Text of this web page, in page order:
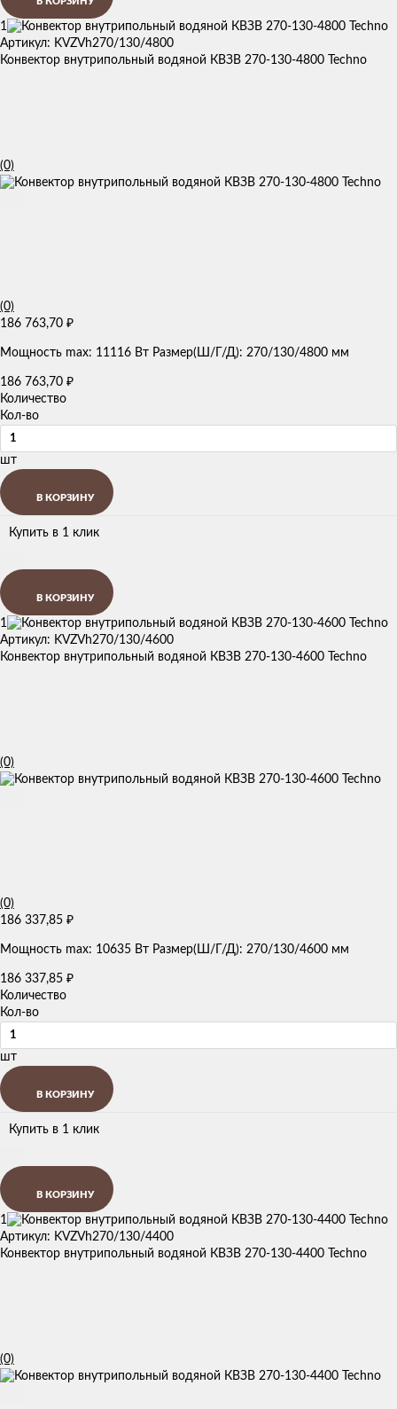
1
Артикул: KVZVh270/130/4800
Конвектор внутрипольный водяной КВЗВ 270-130-4800 Techno
(0)
(0)
186 763,70 ₽
Мощность max: 11116 Вт Размер(Ш/Г/Д): 270/130/4800 мм
186 763,70 ₽
Количество
Кол-во
шт
В КОРЗИНУ
Купить в 1 клик
В КОРЗИНУ
1
Артикул: KVZVh270/130/4600
Конвектор внутрипольный водяной КВЗВ 270-130-4600 Techno
(0)
(0)
186 337,85 ₽
Мощность max: 10635 Вт Размер(Ш/Г/Д): 270/130/4600 мм
186 337,85 ₽
Количество
Кол-во
шт
В КОРЗИНУ
Купить в 1 клик
В КОРЗИНУ
1
Артикул: KVZVh270/130/4400
Конвектор внутрипольный водяной КВЗВ 270-130-4400 Techno
(0)